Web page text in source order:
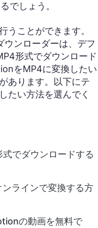
でしょう。
うことができます。
ンローダーは、デフ
形式でダウンロード
をMP4に変換したい
あります。以下にテ
たい方法を選んでく
でダウンロードする
ラインで変換する方
の動画を無料で